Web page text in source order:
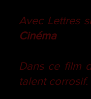
Avec Lettres
Cinéma
Dans ce film
talent corrosif.